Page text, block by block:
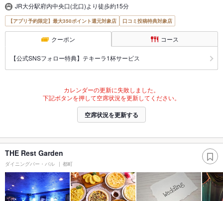
JR大分駅府内中央口(北口)より徒歩約15分
【アプリ予約限定】最大350ポイント還元対象店 口コミ投稿特典対象店
クーポン コース
【公式SNSフォロー特典】テキーラ1杯サービス
カレンダーの更新に失敗しました。
下記ボタンを押して空席状況を更新してください。
空席状況を更新する
THE Rest Garden
ダイニングバー・バル 都町